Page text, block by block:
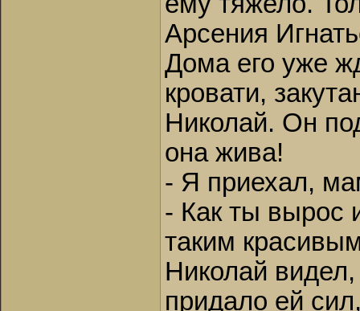
Арсения
Дома его уже
кровати,
Николай. Он
она жива!
- Я приехал,
- Как ты вырос
таким
Николай
придало ей